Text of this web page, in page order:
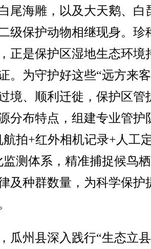
尾海雕，以及大天鹅、白
级保护动物相继现身。珍
正是保护区湿地生态环境
。为守护好这些“远方来
境、顺利迁徙，保护区管
分布特点，组建专业管护
航拍+红外相机记录+人工
监测体系，精准捕捉候鸟
及种群数量，为科学保护
州县深入践行“生态立